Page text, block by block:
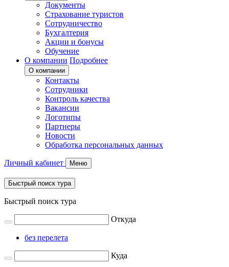
Документы
Страхование туристов
Сотрудничество
Бухгалтерия
Акции и бонусы
Обучение
О компании Подробнее
О компании
Контакты
Сотрудники
Контроль качества
Вакансии
Логотипы
Партнеры
Новости
Обработка персональных данных
Личный кабинет Меню
Быстрый поиск тура
Быстрый поиск тура
Откуда
без перелета
Куда